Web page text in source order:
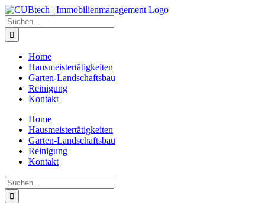
Zum
Inhalt
springen
Suche
nach:
Home
Hausmeistertätigkeiten
Garten-Landschaftsbau
Reinigung
Kontakt
Home
Hausmeistertätigkeiten
Garten-Landschaftsbau
Reinigung
Kontakt
Suche
nach: